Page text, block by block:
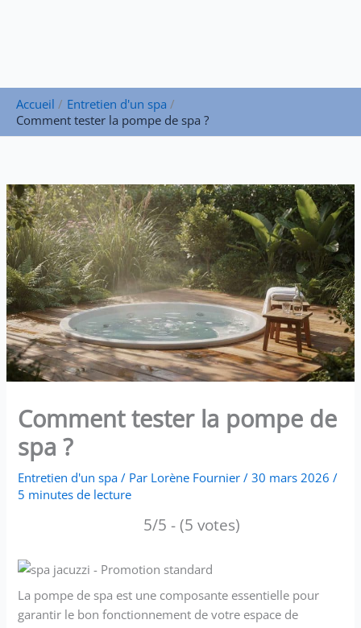
Accueil
Entretien d'un spa
Comment tester la pompe de spa ?
Comment tester la pompe de
spa ?
Entretien d'un spa / Par Lorène Fournier/30 mars 2026/
5 minutes de lecture
5/5 - (5 votes)
La pompe de spa est une composante essentielle pour
garantir le bon fonctionnement de votre espace de